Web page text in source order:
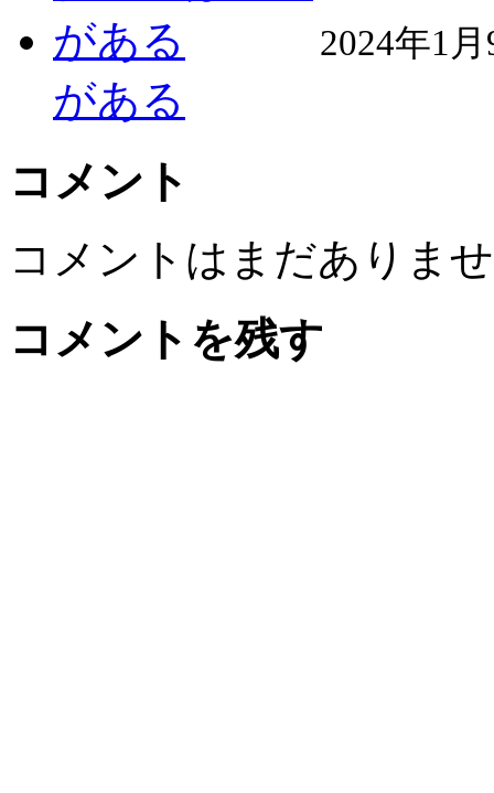
2024年1
がある
コメント
コメントはまだありま
コメントを残す